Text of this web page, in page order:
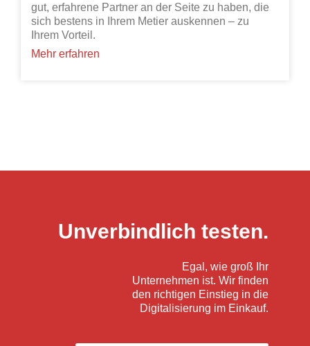
gut, erfahrene Partner an der Seite zu haben, die
sich bestens in Ihrem Metier auskennen – zu
Ihrem Vorteil.
Mehr erfahren
Unverbindlich testen.
Egal, wie groß Ihr
Unternehmen ist. Wir finden
den richtigen Einstieg in die
Digitalisierung im Einkauf.